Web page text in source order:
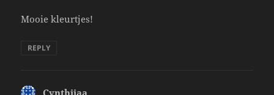
Mooie kleurtjes!
REPLY
Cynthiiaa